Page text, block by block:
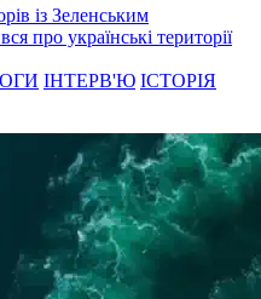
із Зеленським
про українські території
ІНТЕРВ'Ю ІСТОРІЯ